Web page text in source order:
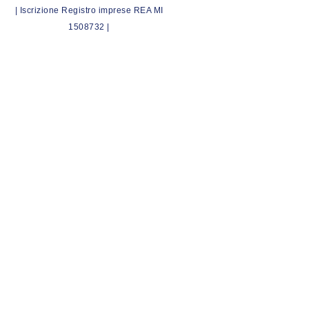
| Iscrizione Registro imprese REA MI
1508732 |